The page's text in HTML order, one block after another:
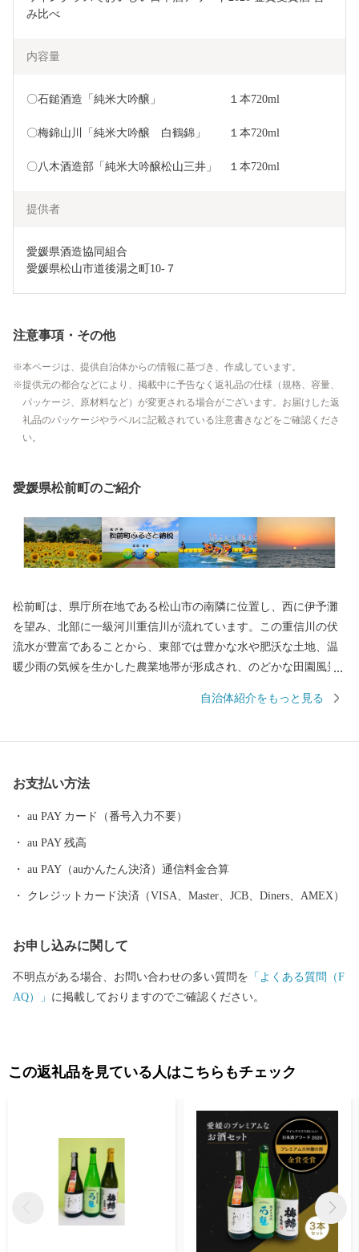
み比べ
内容量
〇石鎚酒造「純米大吟醸」　　　　　　１本720ml
〇梅錦山川「純米大吟醸　白鶴錦」　　１本720ml
〇八木酒造部「純米大吟醸松山三井」　１本720ml
提供者
愛媛県酒造協同組合
愛媛県松山市道後湯之町10-７
注意事項・その他
本ページは、提供自治体からの情報に基づき、作成しています。
提供元の都合などにより、掲載中に予告なく返礼品の仕様（規格、容量、
パッケージ、原材料など）が変更される場合がございます。お届けした返
礼品のパッケージやラベルに記載されている注意書きなどをご確認くださ
い。
愛媛県松前町のご紹介
松前町は、県庁所在地である松山市の南隣に位置し、西に伊予灘
を望み、北部に一級河川重信川が流れています。この重信川の伏
流水が豊富であることから、東部では豊かな水や肥沃な土地、温
暖少雨の気候を生かした農業地帯が形成され、のどかな田園風景
た、松山空港や高速道路のインターチェンジなど主要交通拠点に
自治体紹介をもっと見る
お支払い方法
au PAY カード（番号入力不要）
au PAY 残高
au PAY（auかんたん決済）通信料金合算
クレジットカード決済（VISA、Master、JCB、Diners、AMEX）
お申し込みに関して
不明点がある場合、お問い合わせの多い質問を 「よくある質問（F
AQ）」 に掲載しておりますのでご確認ください。
この返礼品を見ている人はこちらもチェック